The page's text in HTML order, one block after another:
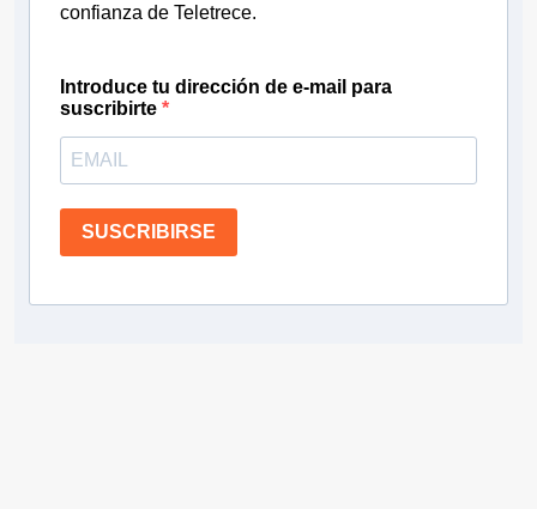
confianza de Teletrece.
Introduce tu dirección de e-mail para
suscribirte
SUSCRIBIRSE